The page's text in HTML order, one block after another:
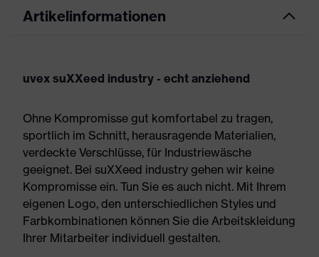
Artikelinformationen
uvex suXXeed industry - echt anziehend
Ohne Kompromisse gut komfortabel zu tragen,
sportlich im Schnitt, herausragende Materialien,
verdeckte Verschlüsse, für Industriewäsche
geeignet. Bei suXXeed industry gehen wir keine
Kompromisse ein. Tun Sie es auch nicht. Mit Ihrem
eigenen Logo, den unterschiedlichen Styles und
Farbkombinationen können Sie die Arbeitskleidung
Ihrer Mitarbeiter individuell gestalten.